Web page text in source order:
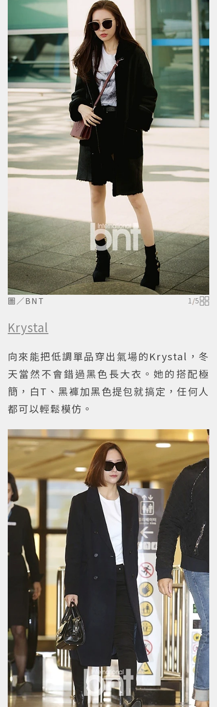
圖／BNT 1/5
Krystal
向來能把低調單品穿出氣場的Krystal，冬
天當然不會錯過黑色長大衣。她的搭配極
簡，白T、黑褲加黑色提包就搞定，任何人
都可以輕鬆模仿。